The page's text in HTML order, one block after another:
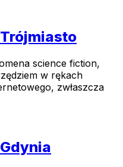
science fiction,
w rękach
zwłaszcza